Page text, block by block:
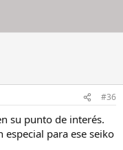
#36
su punto de interés.
para ese seiko